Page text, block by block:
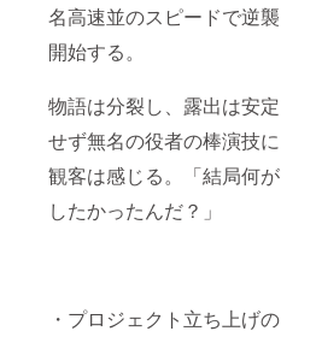
名高速並のスピードで逆襲
開始する。
物語は分裂し、露出は安定
せず無名の役者の棒演技に
観客は感じる。「結局何が
したかったんだ？」
・プロジェクト立ち上げの